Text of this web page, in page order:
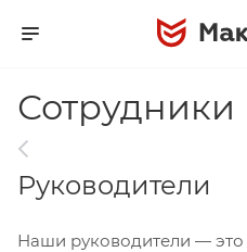
Сотрудники
Руководители
Наши руководители —